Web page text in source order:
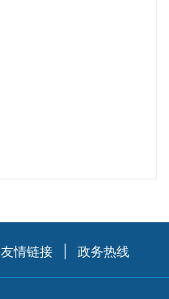
友情链接 政务热线